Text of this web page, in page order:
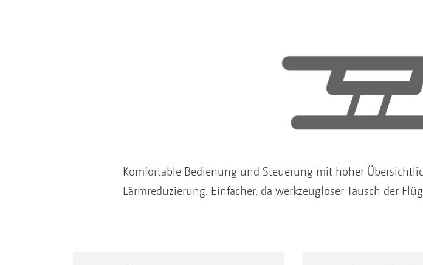
Komfortable Bedienung und Steuerung mit hoher
Lärmreduzierung. Einfacher, da werkzeugloser Tausch der